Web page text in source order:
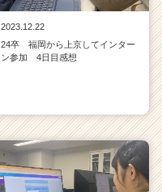
2023.12.22
24卒 福岡から上京してインター
ン参加 4日目感想